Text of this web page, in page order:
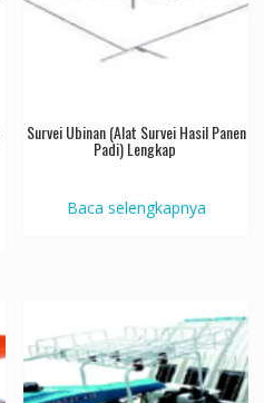
Survei Ubinan (Alat Survei Hasil Panen
Padi) Lengkap
Baca selengkapnya